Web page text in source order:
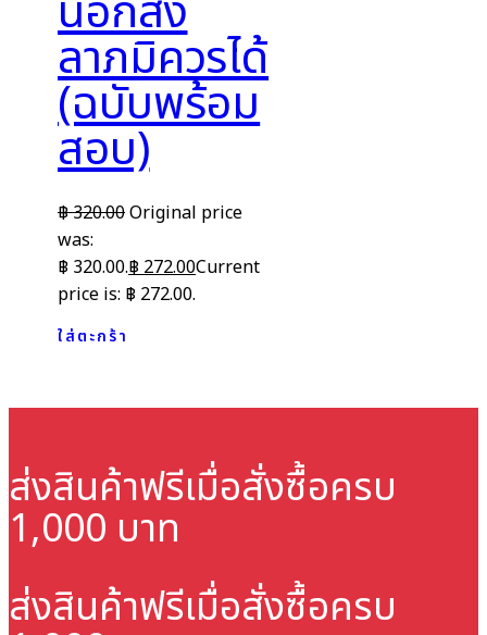
นอกสั่ง
ลาภมิควรได้
(ฉบับพร้อม
สอบ)
฿320.00Original price
was:
฿ 320.00.฿ 272.00Current
price is: ฿ 272.00.
ใส่ตะกร้า
ส่งสินค้าฟรีเมื่อสั่งซื้อครบ
1,000 บาท
ส่งสินค้าฟรีเมื่อสั่งซื้อครบ